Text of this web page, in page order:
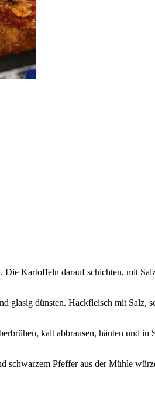
Kartoffeln darauf schichten, mit
glasig dünsten. Hackfleisch mit Salz,
kalt abbrausen, häuten und in
Pfeffer aus der Mühle